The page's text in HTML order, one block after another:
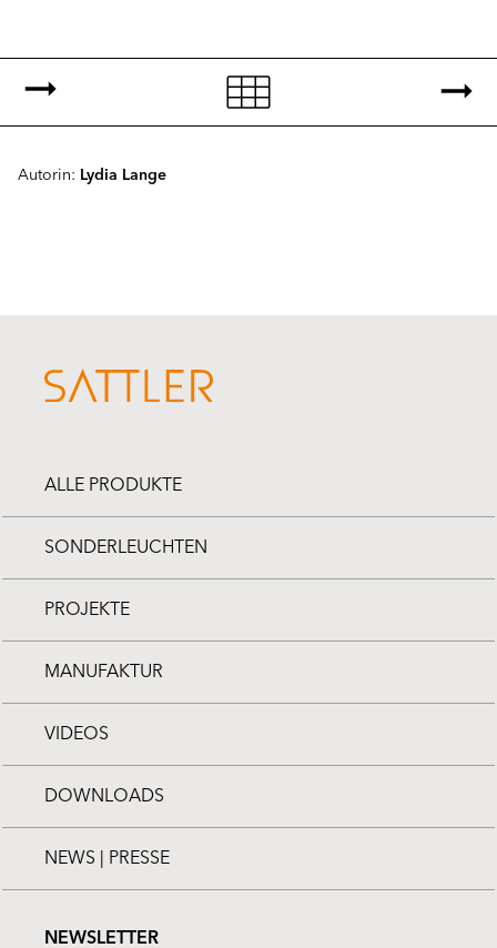
Autorin: Lydia Lange
ALLE PRODUKTE
SONDERLEUCHTEN
PROJEKTE
MANUFAKTUR
VIDEOS
DOWNLOADS
NEWS | PRESSE
NEWSLETTER